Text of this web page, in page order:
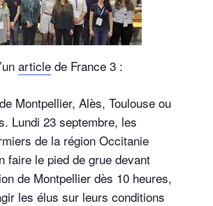
article de France 3 :
Montpellier, Alès, Toulouse ou
Lundi 23 septembre, les
de la région Occitanie
faire le pied de grue devant
de Montpellier dès 10 heures,
les élus sur leurs conditions